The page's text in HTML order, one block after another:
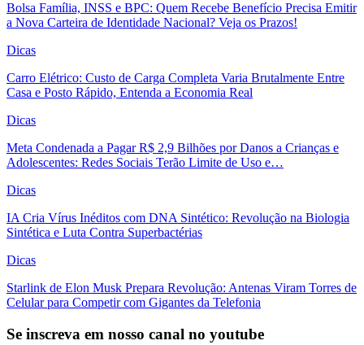
Bolsa Família, INSS e BPC: Quem Recebe Benefício Precisa Emitir
a Nova Carteira de Identidade Nacional? Veja os Prazos!
Dicas
Carro Elétrico: Custo de Carga Completa Varia Brutalmente Entre
Casa e Posto Rápido, Entenda a Economia Real
Dicas
Meta Condenada a Pagar R$ 2,9 Bilhões por Danos a Crianças e
Adolescentes: Redes Sociais Terão Limite de Uso e…
Dicas
IA Cria Vírus Inéditos com DNA Sintético: Revolução na Biologia
Sintética e Luta Contra Superbactérias
Dicas
Starlink de Elon Musk Prepara Revolução: Antenas Viram Torres de
Celular para Competir com Gigantes da Telefonia
Se inscreva em nosso canal no youtube